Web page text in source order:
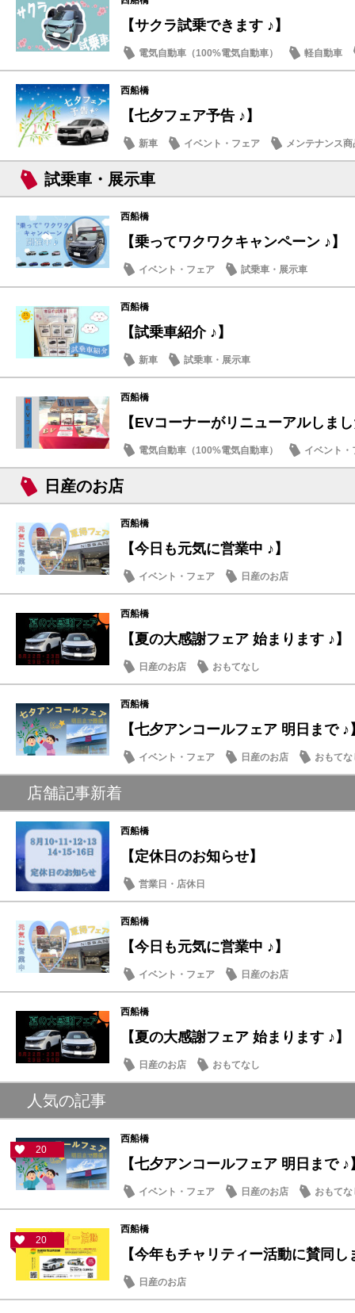
【サクラ試乗できます ♪】
電気自動車（100%電気自動車）
軽自動車
ドライブ情報
西船橋
【七夕フェア予告 ♪】
新車 イベント・フェア メンテナンス商
試乗車・展示車
西船橋
【乗ってワクワクキャンペーン ♪】
イベント・フェア 試乗車・展示車
西船橋
【試乗車紹介 ♪】
新車 試乗車・展示車
西船橋
【EVコーナーがリニューアルしま
電気自動車（100%電気自動車） イベント・
日産のお店
西船橋
【今日も元気に営業中 ♪】
イベント・フェア 日産のお店
西船橋
【夏の大感謝フェア 始まります ♪】
日産のお店 おもてなし
西船橋
【七夕アンコールフェア 明日まで ♪
イベント・フェア 日産のお店 おもてな
店舗記事新着
西船橋
【定休日のお知らせ】
営業日・店休日
西船橋
【今日も元気に営業中 ♪】
イベント・フェア 日産のお店
西船橋
【夏の大感謝フェア 始まります ♪】
日産のお店 おもてなし
人気の記事
20
西船橋
【七夕アンコールフェア 明日まで ♪
イベント・フェア 日産のお店 おもてな
20
西船橋
【今年もチャリティー活動に賛同し
日産のお店